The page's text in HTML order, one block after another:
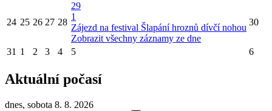
24 25 26 27 28
29
1
Zájezd na festival Šlapání hroznů dívčí nohou
Zobrazit všechny záznamy ze dne
30
31 1 2 3 4 5 6
Aktuální počasí
dnes, sobota 8. 8. 2026